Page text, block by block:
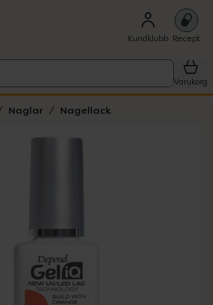
Kundklubb Recept
Varukorg
Naglar Nagellack